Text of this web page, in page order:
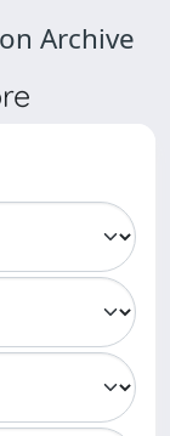
Archive